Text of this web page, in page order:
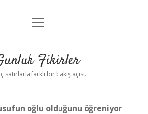
Anasayfa
Yasal Uyarı
menüyü
Fikirler
satırlarla farklı bir bakış açısı.
oğlu olduğunu öğreniyor